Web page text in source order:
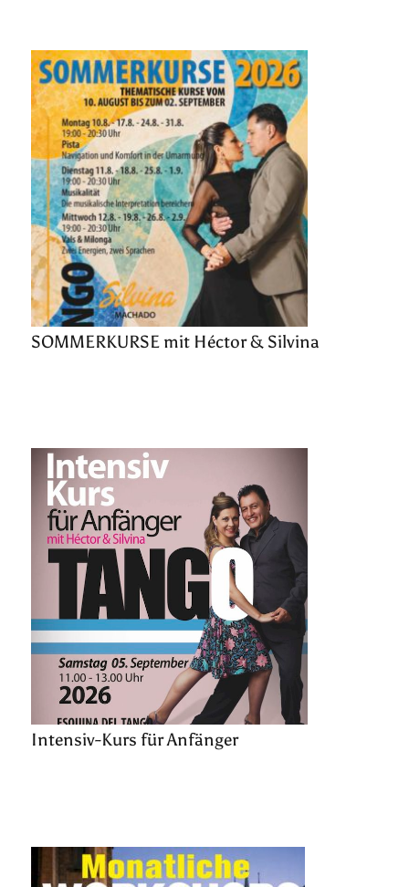
SOMMERKURSE mit Héctor & Silvina
Intensiv-Kurs für Anfänger